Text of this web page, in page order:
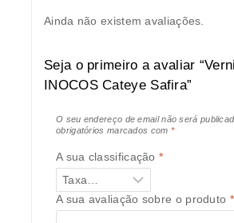
Ainda não existem avaliações.
Seja o primeiro a avaliar
INOCOS Cateye Safira”
O seu endereço de email não será
obrigatórios marcados com *
A sua classificação*
A sua avaliação sobre o produto *